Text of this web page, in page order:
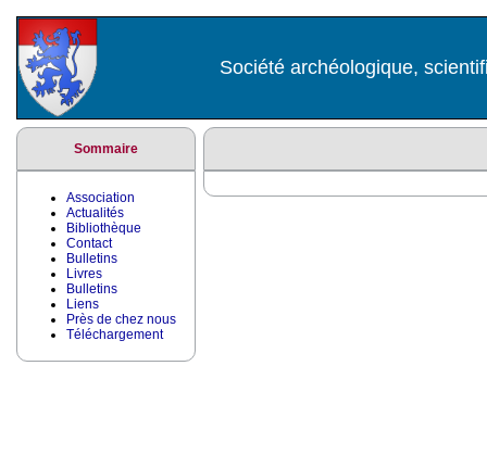
Société archéologique,
Sommaire
Association
Actualités
Bibliothèque
Contact
Bulletins
Livres
Bulletins
Liens
Près de chez nous
Téléchargement